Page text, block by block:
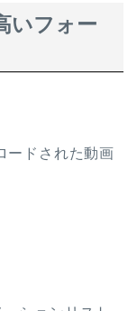
いフォー
ードされた動画